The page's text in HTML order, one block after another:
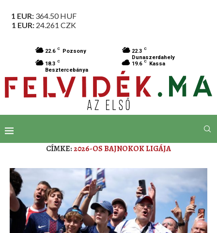
1 EUR: 364.50HUF
1 EUR: 24.261 CZK
22.6 C Pozsony 22.3 C
Dunaszerdahely
18.3 C
Besztercebánya
19.6 C Kassa
CÍMKE:2026-OS BAJNOKOK LIGÁJA